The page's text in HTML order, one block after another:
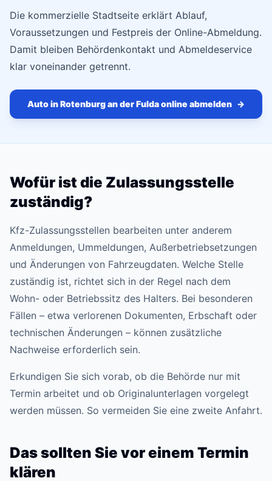
Die kommerzielle Stadtseite erklärt Ablauf,
Voraussetzungen und Festpreis der Online-Abmeldung.
Damit bleiben Behördenkontakt und Abmeldeservice
klar voneinander getrennt.
Auto in Rotenburg an der Fulda online abmelden →
Wofür ist die Zulassungsstelle
zuständig?
Kfz-Zulassungsstellen bearbeiten unter anderem
Anmeldungen, Ummeldungen, Außerbetriebsetzungen
und Änderungen von Fahrzeugdaten. Welche Stelle
zuständig ist, richtet sich in der Regel nach dem
Wohn- oder Betriebssitz des Halters. Bei besonderen
Fällen – etwa verlorenen Dokumenten, Erbschaft oder
technischen Änderungen – können zusätzliche
Nachweise erforderlich sein.
Erkundigen Sie sich vorab, ob die Behörde nur mit
Termin arbeitet und ob Originalunterlagen vorgelegt
werden müssen. So vermeiden Sie eine zweite Anfahrt.
Das sollten Sie vor einem Termin
klären